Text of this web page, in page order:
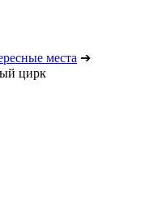
места ➔
цирк